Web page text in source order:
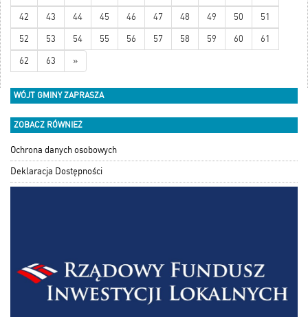
42 43 44 45 46 47 48 49 50 51
52 53 54 55 56 57 58 59 60 61
62 63 »
WÓJT GMINY ZAPRASZA
ZOBACZ RÓWNIEŻ
Ochrona danych osobowych
Deklaracja Dostępności